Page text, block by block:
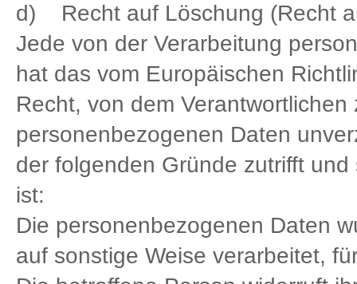
d) Recht auf Löschung (Recht
Jede von der Verarbeitung
hat das vom Europäischen
Recht, von dem
personenbezogenen Daten
der folgenden Gründe zutrifft
ist:
Die personenbezogenen Daten
auf sonstige Weise verarbeitet,